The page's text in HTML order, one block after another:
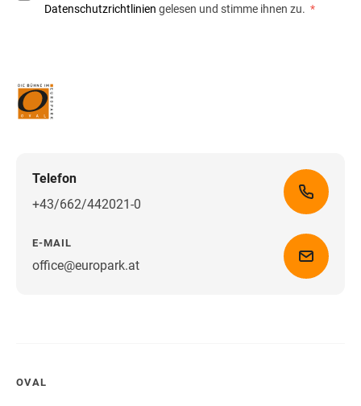
Datenschutzrichtlinien gelesen und stimme ihnen zu. *
Telefon
+43/662/442021-0
E-MAIL
office@europark.atWegbeschreibung erhalten
OVAL